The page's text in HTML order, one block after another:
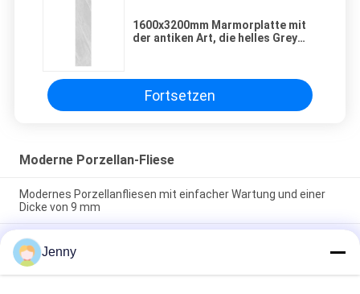
1600x3200mm Marmorplatte mit
der antiken Art, die helles Grey
Umhüllung adert
Fortsetzen
Moderne Porzellan-Fliese
Modernes Porzellanfliesen mit einfacher Wartung und einer
Dicke von 9 mm
Pflegeleichte moderne Feinsteinzeug-Bodenfliese mit glatter
Textur, die eine elegante Oberfläche bietet, die resistent
gegen Flecken und täglichen Verschleiß ist
Jenny